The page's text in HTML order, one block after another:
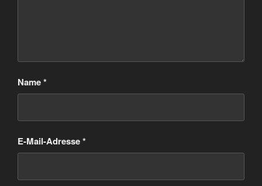
Name*
E-Mail-Adresse*